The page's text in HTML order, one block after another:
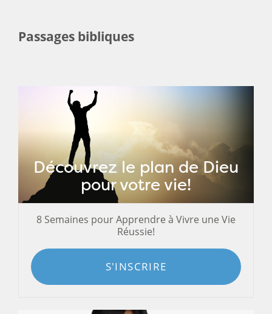
Passages bibliques
Découvrez le plan de Dieu
pour votre vie!
8 Semaines pour Apprendre à Vivre une Vie
Réussie!
S'INSCRIRE